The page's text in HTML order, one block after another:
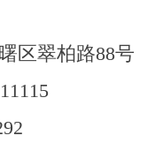
区翠柏路88号